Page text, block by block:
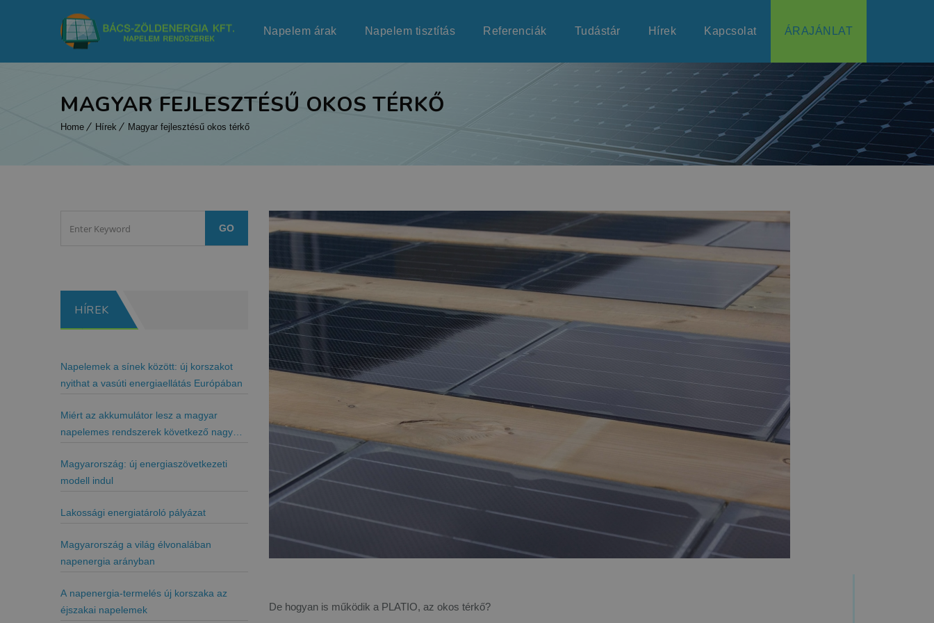
Napelem árak Napelem tisztítás Referenciák Tudástár Hírek Kapcsolat ÁRAJÁNLAT
MAGYAR FEJLESZTÉSŰ OKOS TÉRKŐ
Home Hírek Magyar fejlesztésű okos térkő
HÍREK
Napelemek a sínek között: új korszakot
nyithat a vasúti energiaellátás Európában
Miért az akkumulátor lesz a magyar
napelemes rendszerek következő nagy
Magyarország: új energiaszövetkezeti
modell indul
Lakossági energiatároló pályázat
Magyarország a világ élvonalában
napenergia arányban
A napenergia-termelés új korszaka az
éjszakai napelemek
De hogyan is működik a PLATIO, az okos térkő?